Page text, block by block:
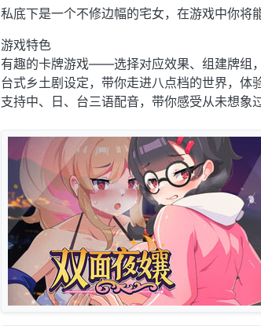
私底下是一个不修边幅的宅女，在游戏中你将
游戏特色
有趣的卡牌游戏——选择对应效果、组建牌组
台式乡土剧设定，带你走进八点档的世界，体
支持中、日、台三语配音，带你感受从未想象